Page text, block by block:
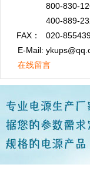
800-830-
400-889-
FAX：
020-
E-Mail:
在线留言